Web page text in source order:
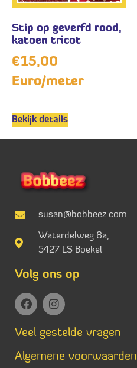
Stip op geverfd rood,
katoen tricot
€15,00
Euro/meter
Bekijk details
susan@bobbeez.com
Waterdelweg 8a,
5427 LS Boekel
Volg ons op
Veel gestelde vragen
Algemene voorwaarden